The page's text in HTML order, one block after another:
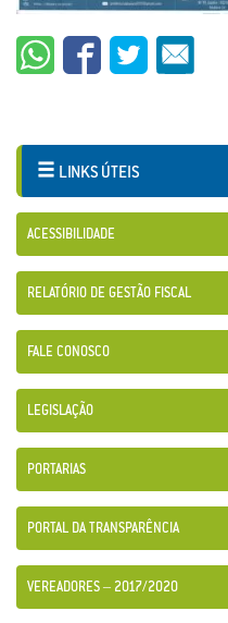
LINKS ÚTEIS
ACESSIBILIDADE
RELATÓRIO DE GESTÃO FISCAL
FALE CONOSCO
LEGISLAÇÃO
PORTARIAS
PORTAL DA TRANSPARÊNCIA
VEREADORES – 2017/2020